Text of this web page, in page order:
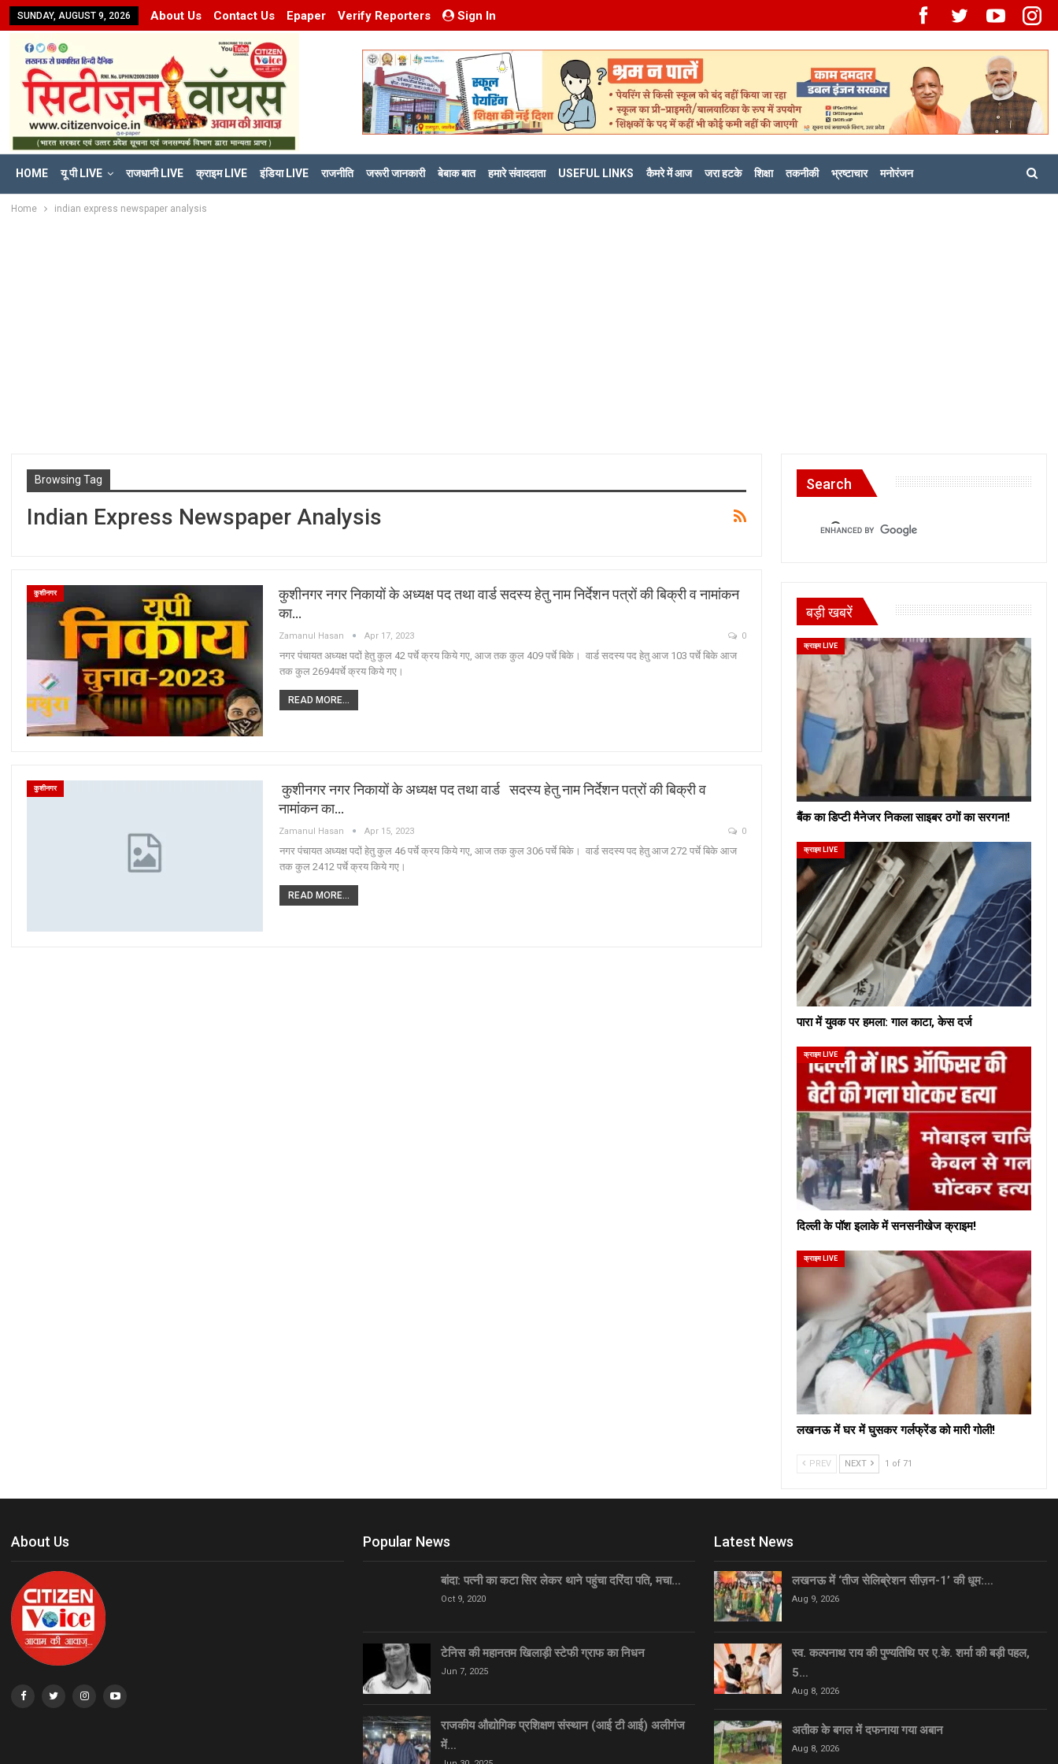
SUNDAY, AUGUST 9, 2026 About Us Contact Us Epaper Verify Reporters Sign In
HOME यू पी LIVE राजधानी LIVE क्राइम LIVE इंडिया LIVE राजनीति जरूरी जानकारी बेबाक बात हमारे संवाददाता USEFUL LINKS कैमरे में आज जरा हटके शिक्षा तकनीकी भ्रष्टाचार मनोरंजन
Home indian express newspaper analysis
Browsing Tag
Indian Express Newspaper Analysis
कुशीनगर
कुशीनगर नगर निकायों के अध्यक्ष पद तथा वार्ड सदस्य हेतु नाम निर्देशन पत्रों की बिक्री व नामांकन
का…
Zamanul Hasan Apr 17, 2023 0
नगर पंचायत अध्यक्ष पदों हेतु कुल 42 पर्चे क्रय किये गए, आज तक कुल 409 पर्चे बिके। वार्ड सदस्य पद हेतु आज 103 पर्चे बिके आज
तक कुल 2694पर्चे क्रय किये गए।
READ MORE...
कुशीनगर
कुशीनगर नगर निकायों के अध्यक्ष पद तथा वार्ड सदस्य हेतु नाम निर्देशन पत्रों की बिक्री व
नामांकन का…
Zamanul Hasan Apr 15, 2023 0
नगर पंचायत अध्यक्ष पदों हेतु कुल 46 पर्चे क्रय किये गए, आज तक कुल 306 पर्चे बिके। वार्ड सदस्य पद हेतु आज 272 पर्चे बिके आज
तक कुल 2412 पर्चे क्रय किये गए।
READ MORE...
Search
बड़ी खबरें
क्राइम LIVE
बैंक का डिप्टी मैनेजर निकला साइबर ठगों का सरगना!
क्राइम LIVE
पारा में युवक पर हमला: गाल काटा, केस दर्ज
क्राइम LIVE
दिल्ली के पॉश इलाके में सनसनीखेज क्राइम!
क्राइम LIVE
लखनऊ में घर में घुसकर गर्लफ्रेंड को मारी गोली!
PREV NEXT 1 of 71
About Us Popular News
बांदा: पत्नी का कटा सिर लेकर थाने पहुंचा दरिंदा पति, मचा…
Oct 9, 2020
टेनिस की महानतम खिलाड़ी स्टेफी ग्राफ का निधन
Jun 7, 2025
राजकीय औद्योगिक प्रशिक्षण संस्थान (आई टी आई) अलीगंज
में…
Latest News
लखनऊ में ‘तीज सेलिब्रेशन सीज़न-1’ की धूम:…
Aug 9, 2026
स्व. कल्पनाथ राय की पुण्यतिथि पर ए.के. शर्मा की बड़ी पहल,
5…
Aug 8, 2026
अतीक के बगल में दफनाया गया अबान
Aug 8, 2026